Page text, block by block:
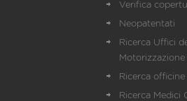
Verifica
Neopatentati
Ricerca Uffici
Motorizzazione
Ricerca
Ricerca Medici